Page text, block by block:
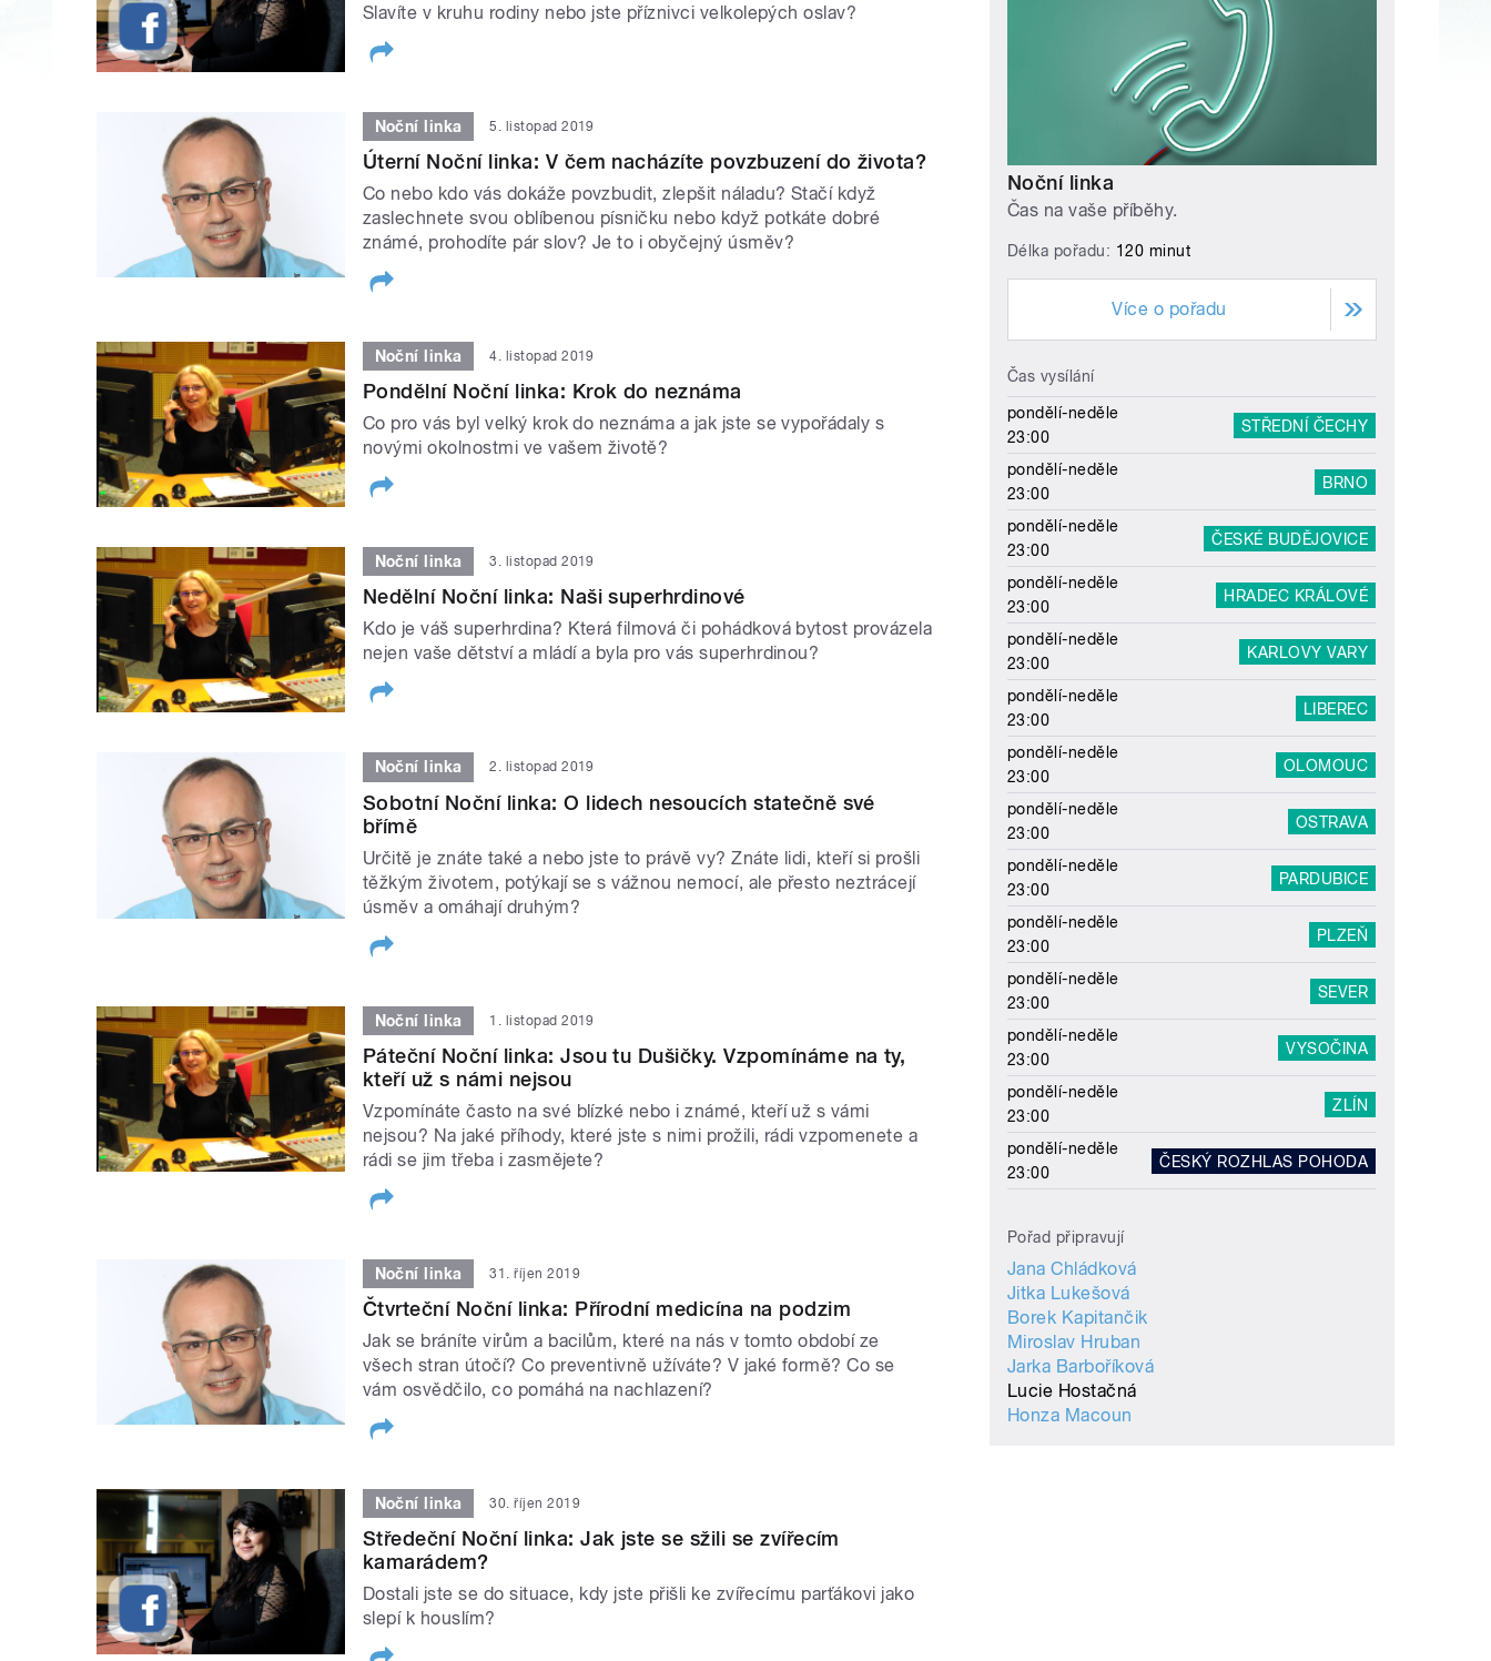
Slavíte v kruhu rodiny nebo jste příznivci velkolepých oslav?
Noční linka 5. listopad 2019
Úterní Noční linka: V čem nacházíte povzbuzení do života?
Co nebo kdo vás dokáže povzbudit, zlepšit náladu? Stačí když
zaslechnete svou oblíbenou písničku nebo když potkáte dobré
známé, prohodíte pár slov? Je to i obyčejný úsměv?
Noční linka 4. listopad 2019
Pondělní Noční linka: Krok do neznáma
Co pro vás byl velký krok do neznáma a jak jste se vypořádaly s
novými okolnostmi ve vašem životě?
Noční linka 3. listopad 2019
Nedělní Noční linka: Naši superhrdinové
Kdo je váš superhrdina? Která filmová či pohádková bytost provázela
nejen vaše dětství a mládí a byla pro vás superhrdinou?
Noční linka 2. listopad 2019
Sobotní Noční linka: O lidech nesoucích statečně své
břímě
Určitě je znáte také a nebo jste to právě vy? Znáte lidi, kteří si prošli
těžkým životem, potýkají se s vážnou nemocí, ale přesto neztrácejí
úsměv a omáhají druhým?
Noční linka 1. listopad 2019
Páteční Noční linka: Jsou tu Dušičky. Vzpomínáme na ty,
kteří už s námi nejsou
Vzpomínáte často na své blízké nebo i známé, kteří už s vámi
nejsou? Na jaké příhody, které jste s nimi prožili, rádi vzpomenete a
rádi se jim třeba i zasmějete?
Noční linka 31. říjen 2019
Čtvrteční Noční linka: Přírodní medicína na podzim
Jak se bráníte virům a bacilům, které na nás v tomto období ze
všech stran útočí? Co preventivně užíváte? V jaké formě? Co se
vám osvědčilo, co pomáhá na nachlazení?
Noční linka 30. říjen 2019
Středeční Noční linka: Jak jste se sžili se zvířecím
kamarádem?
Dostali jste se do situace, kdy jste přišli ke zvířecímu parťákovi jako
slepí k houslím?
Noční linka
Čas na vaše příběhy.
Délka pořadu: 120 minut
Více o pořadu
Čas vysílání
pondělí-neděle
23:00
STŘEDNÍ ČECHY
pondělí-neděle
23:00
BRNO
pondělí-neděle
23:00
ČESKÉ BUDĚJOVICE
pondělí-neděle
23:00
HRADEC KRÁLOVÉ
pondělí-neděle
23:00
KARLOVY VARY
pondělí-neděle
23:00
LIBEREC
pondělí-neděle
23:00
OLOMOUC
pondělí-neděle
23:00
OSTRAVA
pondělí-neděle
23:00
PARDUBICE
pondělí-neděle
23:00
PLZEŇ
pondělí-neděle
23:00
SEVER
pondělí-neděle
23:00
VYSOČINA
pondělí-neděle
23:00
ZLÍN
pondělí-neděle
23:00
ČESKÝ ROZHLAS POHODA
Pořad připravují
Jana Chládková
Jitka Lukešová
Borek Kapitančik
Miroslav Hruban
Jarka Barboříková
Lucie Hostačná
Honza Macoun